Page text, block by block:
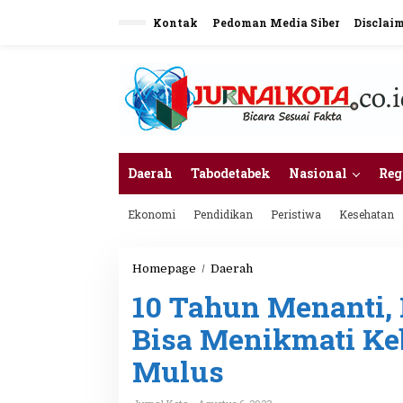
Kontak Pedoman Media Siber
Daerah Tabodetabek Nasional
Ekonomi Pendidikan Peristiwa Kesehatan
Homepage / Daerah
T
a
h
u
e
10 Tahun
Bisa Menikmati
Mulus